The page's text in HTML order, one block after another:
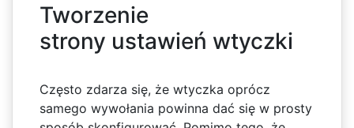
Tworzenie
strony ustawień wtyczki
Często zdarza się, że wtyczka oprócz
samego wywołania powinna dać się w prosty